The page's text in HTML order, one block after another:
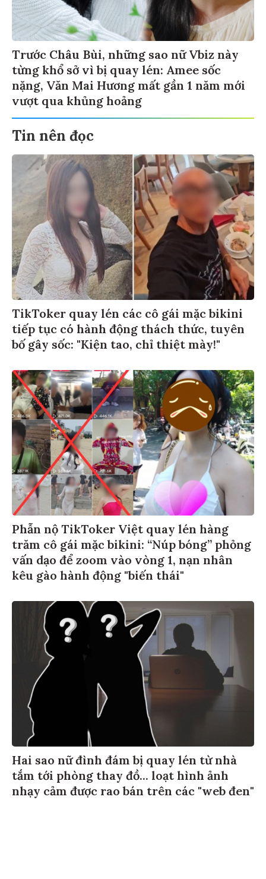
Trước Châu Bùi, những sao nữ Vbiz này
từng khổ sở vì bị quay lén: Amee sốc
nặng, Văn Mai Hương mất gần 1 năm mới
vượt qua khủng hoảng
Tin nên đọc
TikToker quay lén các cô gái mặc bikini
tiếp tục có hành động thách thức, tuyên
bố gây sốc: "Kiện tao, chỉ thiệt mày!"
Phẫn nộ TikToker Việt quay lén hàng
trăm cô gái mặc bikini: “Núp bóng” phỏng
vấn dạo để zoom vào vòng 1, nạn nhân
kêu gào hành động "biến thái"
Hai sao nữ đình đám bị quay lén từ nhà
tắm tới phòng thay đồ... loạt hình ảnh
nhạy cảm được rao bán trên các "web đen"